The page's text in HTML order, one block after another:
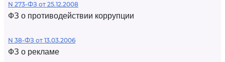
N 273-ФЗ от 25.12.2008
ФЗ о противодействии коррупции
N 38-ФЗ от 13.03.2006
ФЗ о рекламе